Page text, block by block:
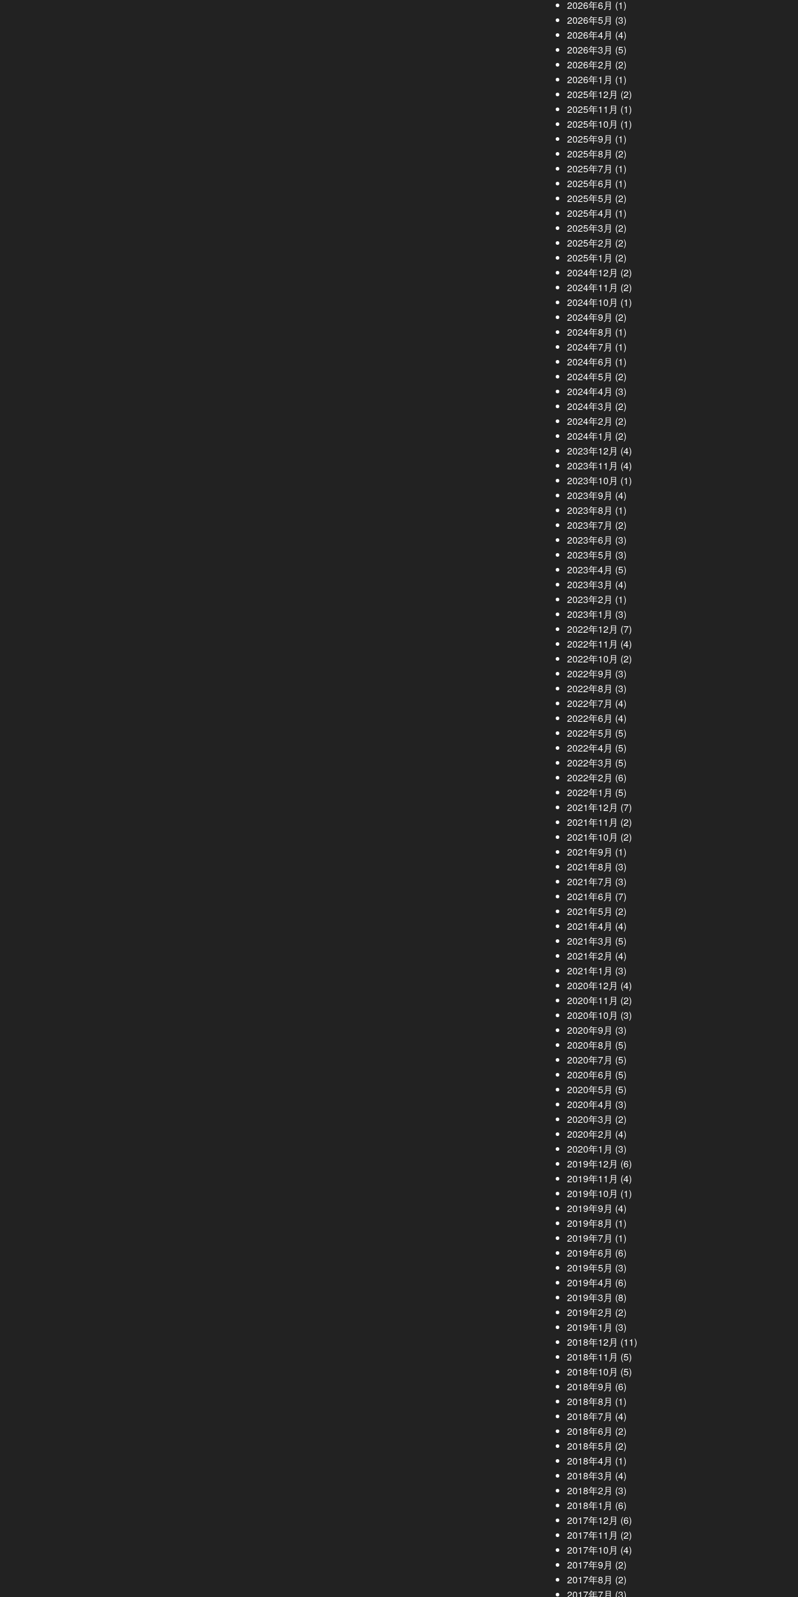
2026年6月 (1)
2026年5月 (3)
2026年4月 (4)
2026年3月 (5)
2026年2月 (2)
2026年1月 (1)
2025年12月 (2)
2025年11月 (1)
2025年10月 (1)
2025年9月 (1)
2025年8月 (2)
2025年7月 (1)
2025年6月 (1)
2025年5月 (2)
2025年4月 (1)
2025年3月 (2)
2025年2月 (2)
2025年1月 (2)
2024年12月 (2)
2024年11月 (2)
2024年10月 (1)
2024年9月 (2)
2024年8月 (1)
2024年7月 (1)
2024年6月 (1)
2024年5月 (2)
2024年4月 (3)
2024年3月 (2)
2024年2月 (2)
2024年1月 (2)
2023年12月 (4)
2023年11月 (4)
2023年10月 (1)
2023年9月 (4)
2023年8月 (1)
2023年7月 (2)
2023年6月 (3)
2023年5月 (3)
2023年4月 (5)
2023年3月 (4)
2023年2月 (1)
2023年1月 (3)
2022年12月 (7)
2022年11月 (4)
2022年10月 (2)
2022年9月 (3)
2022年8月 (3)
2022年7月 (4)
2022年6月 (4)
2022年5月 (5)
2022年4月 (5)
2022年3月 (5)
2022年2月 (6)
2022年1月 (5)
2021年12月 (7)
2021年11月 (2)
2021年10月 (2)
2021年9月 (1)
2021年8月 (3)
2021年7月 (3)
2021年6月 (7)
2021年5月 (2)
2021年4月 (4)
2021年3月 (5)
2021年2月 (4)
2021年1月 (3)
2020年12月 (4)
2020年11月 (2)
2020年10月 (3)
2020年9月 (3)
2020年8月 (5)
2020年7月 (5)
2020年6月 (5)
2020年5月 (5)
2020年4月 (3)
2020年3月 (2)
2020年2月 (4)
2020年1月 (3)
2019年12月 (6)
2019年11月 (4)
2019年10月 (1)
2019年9月 (4)
2019年8月 (1)
2019年7月 (1)
2019年6月 (6)
2019年5月 (3)
2019年4月 (6)
2019年3月 (8)
2019年2月 (2)
2019年1月 (3)
2018年12月 (11)
2018年11月 (5)
2018年10月 (5)
2018年9月 (6)
2018年8月 (1)
2018年7月 (4)
2018年6月 (2)
2018年5月 (2)
2018年4月 (1)
2018年3月 (4)
2018年2月 (3)
2018年1月 (6)
2017年12月 (6)
2017年11月 (2)
2017年10月 (4)
2017年9月 (2)
2017年8月 (2)